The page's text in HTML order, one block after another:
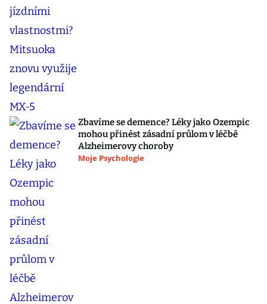
Zbavíme se demence? Léky jako Ozempic
mohou přinést zásadní průlom v léčbě
Alzheimerovy choroby
Moje Psychologie